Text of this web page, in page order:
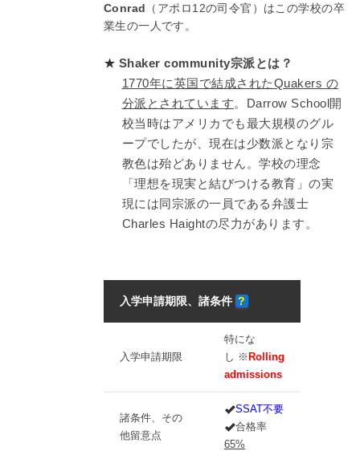
Conrad （アポロ12の司令官）はこの学校の卒
業生の一人です。
Shaker community宗派とは？
1770年に英国で結成されたQuakers の
分派とされています。Darrow School開
校当時はアメリカでも最大規模のグル
ープでしたが、現在は少数派となり宗
教色は殆どありません。学校の理念
「理想を現実と結びつける教育」の実
現には同宗派の一員である弁護士
Charles Haightの尽力があります。
入学申請期限、諸条件 ?
入学申請期限
特にな
し ※Rolling
admissions
諸条件、その
他留意点
SSAT不要
合格率
65%